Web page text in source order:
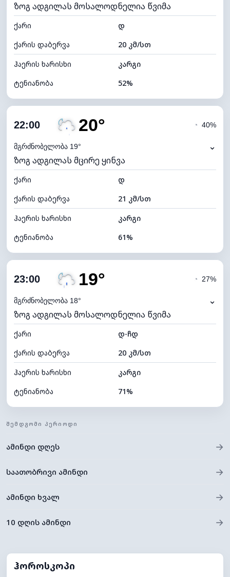
ხილვადობა
10 კმ
განათების ინდექსი 4 (მკრთალი)
ღრუბლის სიმაღლე 5680 მ
ზოგ ადგილას მოსალოდნელია წვიმა
ქარი
დ
ქარის დაბერვა
20 კმ/სთ
ჰაერის ხარისხი
კარგი
ტენიანობა
52%
ღრუბლიანობა
ნამის წერტილი
ხილვადობა
10 კმ
განათების ინდექსი 0 (ბნელი)
ღრუბლის სიმაღლე 5040 მ
22:00 20°
მგრძნობელობა 19°
◔ 40%
⌄
ზოგ ადგილას მცირე ყინვა
ქარი
დ
ქარის დაბერვა
21 კმ/სთ
ჰაერის ხარისხი
კარგი
ტენიანობა
61%
ღრუბლიანობა
ნამის წერტილი
ხილვადობა
5 კმ
განათების ინდექსი 0 (ბნელი)
ღრუბლის სიმაღლე 5680 მ
23:00 19°
მგრძნობელობა 18°
◔ 27%
⌄
ზოგ ადგილას მოსალოდნელია წვიმა
ქარი
დ-ჩდ
ქარის დაბერვა
20 კმ/სთ
ჰაერის ხარისხი
კარგი
ტენიანობა
71%
ღრუბლიანობა
ნამის წერტილი
ხილვადობა
ᲨᲔᲛᲓᲒᲝᲛᲘ ᲞᲔᲠᲘᲝᲓᲘ
ამინდი დღეს →
საათობრივი ამინდი →
ამინდი ხვალ →
10 დღის ამინდი →
ჰოროსკოპი